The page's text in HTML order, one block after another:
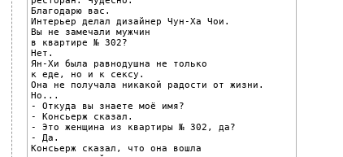
Благодарю вас.
Интерьер делал дизайнер Чун-Ха Чои.
Вы не замечали мужчин
в квартире № 302?
Нет.
Ян-Хи была равнодушна не только
к еде, но и к сексу.
Она не получала никакой радости от жизни.
Но...
- Откуда вы знаете моё имя?
- Консьерж сказал.
- Это женщина из квартиры № 302, да?
- Да.
Консьерж сказал, что она вошла